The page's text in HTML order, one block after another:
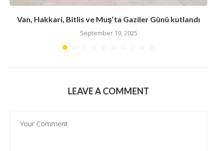
Van, Hakkari, Bitlis ve Muş’ta Gaziler Günü kutlandı
September 19, 2025
LEAVE A COMMENT